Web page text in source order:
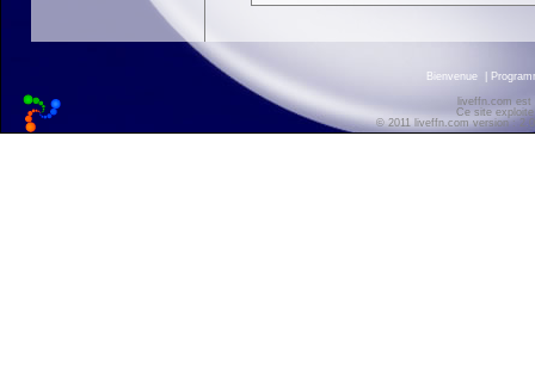
Bienvenue
liveffn.com est
Ce site
© 2011 liveffn.com version :